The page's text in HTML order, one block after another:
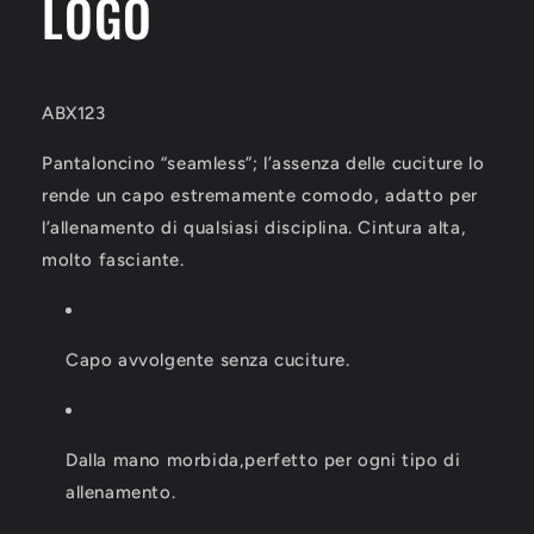
LOGO
ABX123
Pantaloncino “seamless”; l’assenza delle cuciture lo
rende un capo estremamente comodo, adatto per
l’allenamento di qualsiasi disciplina. Cintura alta,
molto fasciante.
Capo avvolgente senza cuciture.
Dalla mano morbida,perfetto per ogni tipo di
allenamento.